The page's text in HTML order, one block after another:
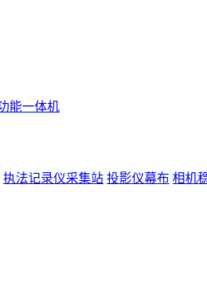
能一体机
执法记录仪采集站 投影仪幕布 相机